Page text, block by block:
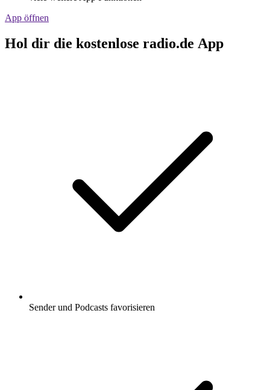
App öffnen
Hol dir die kostenlose radio.de App
Sender und Podcasts favorisieren